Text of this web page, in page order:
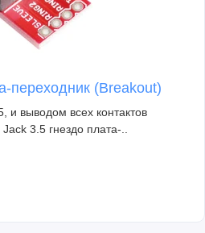
переходник (Breakout)
и выводом всех контактов
3.5 гнездо плата-..